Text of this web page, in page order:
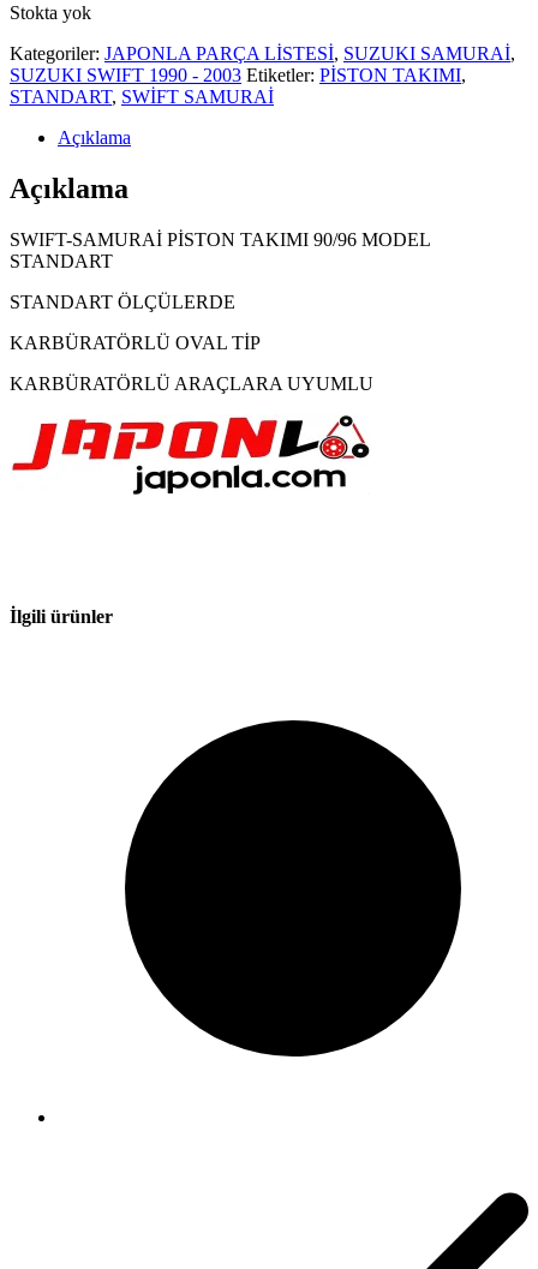
Stokta yok
Kategoriler: JAPONLA PARÇA LİSTESİ, SUZUKI SAMURAİ,
SUZUKI SWIFT 1990 - 2003 Etiketler: PİSTON TAKIMI,
STANDART, SWİFT SAMURAİ
Açıklama
Açıklama
SWIFT-SAMURAİ PİSTON TAKIMI 90/96 MODEL
STANDART
STANDART ÖLÇÜLERDE
KARBÜRATÖRLÜ OVAL TİP
KARBÜRATÖRLÜ ARAÇLARA UYUMLU
İlgili ürünler